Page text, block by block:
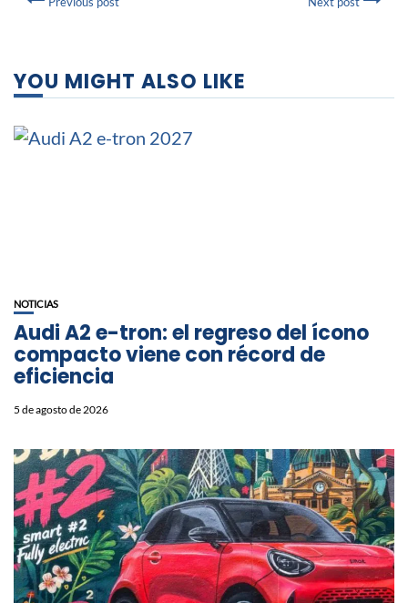
YOU MIGHT ALSO LIKE
NOTICIAS
Audi A2 e-tron: el regreso del ícono
compacto viene con récord de
eficiencia
5 de agosto de 2026